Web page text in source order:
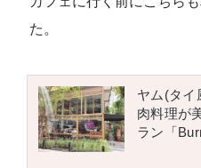
た。